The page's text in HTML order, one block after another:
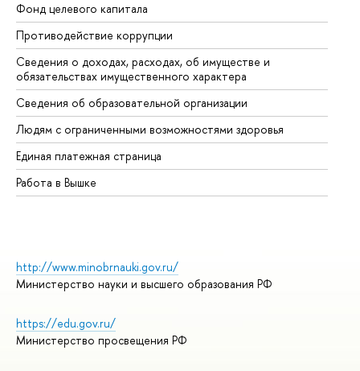
Фонд целевого капитала
Противодействие коррупции
Сведения о доходах, расходах, об имуществе и
обязательствах имущественного характера
Сведения об образовательной организации
Людям с ограниченными возможностями здоровья
Единая платежная страница
Работа в Вышке
http://www.minobrnauki.gov.ru/
Министерство науки и высшего образования РФ
https://edu.gov.ru/
Министерство просвещения РФ